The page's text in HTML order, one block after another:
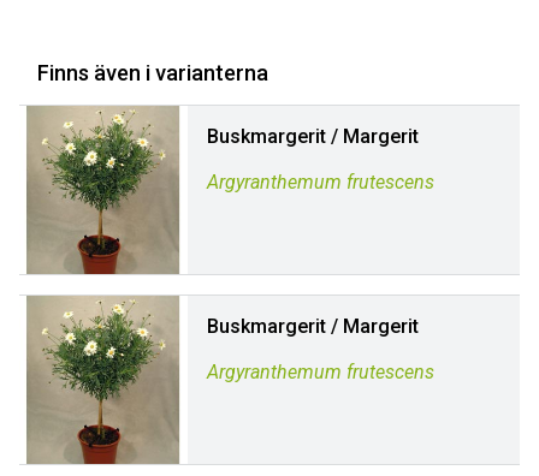
Finns även i varianterna
Buskmargerit / Margerit
Argyranthemum frutescens
Buskmargerit / Margerit
Argyranthemum frutescens